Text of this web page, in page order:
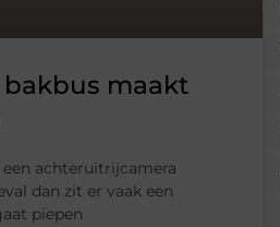
maakt
een achteruitrijcamera
dan zit er vaak een
piepen